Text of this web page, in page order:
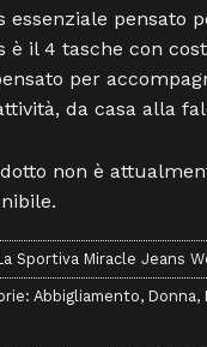
essenziale pensato
è il 4 tasche con
per
da casa alla
non è
Sportiva Miracle Jeans
Abbigliamento, Donna,